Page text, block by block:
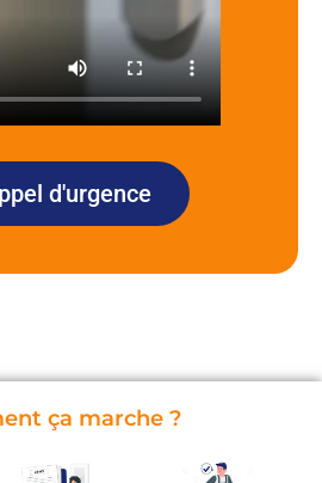
d'urgence
ça marche ?